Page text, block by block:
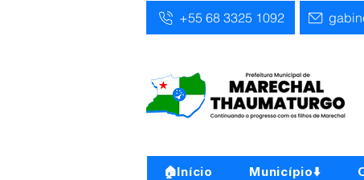
+55 68 3325 1092
🏠Início Município⬇️